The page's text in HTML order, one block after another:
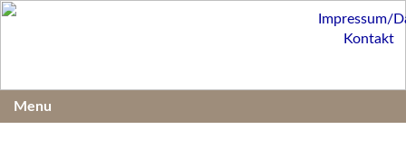
Impressum/
Kontakt
Menu